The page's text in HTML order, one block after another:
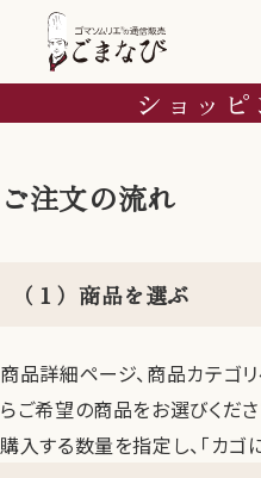
ショッ
ご注文の流れ
（１）商品を選ぶ
商品詳細ページ、商品カテゴ
らご希望の商品をお選びくださ
購入する数量を指定し、「カゴ